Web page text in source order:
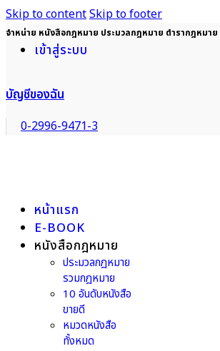
Skip to contentSkip to footer
จำหน่าย หนังสือกฎหมาย ประมวลกฎหมาย ตำรากฎหมา
เข้าสู่ระบบ
บัญชีของฉัน
0-2996-9471-3
หน้าแรก
E-BOOK
หนังสือกฎหมาย
ประมวลกฎหมาย
รวมกฎหมาย
10 อันดับหนังสือ
ขายดี
หมวดหนังสือ
ทั้งหมด